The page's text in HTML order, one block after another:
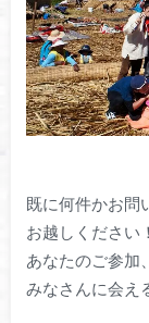
既に何件かお問
お越しください！
あなたのご参加
みなさんに会え